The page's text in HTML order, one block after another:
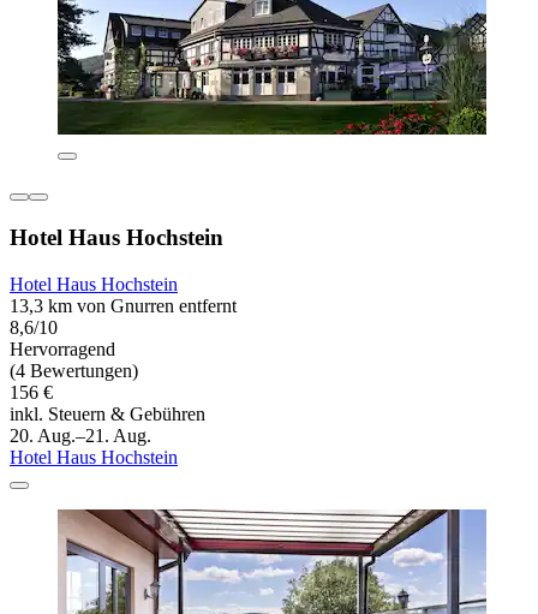
Hotel Haus Hochstein
Hotel Haus Hochstein
13,3 km von Gnurren entfernt
8,6/10
Hervorragend
(4 Bewertungen)
156 €
inkl. Steuern & Gebühren
20. Aug.–21. Aug.
Hotel Haus Hochstein